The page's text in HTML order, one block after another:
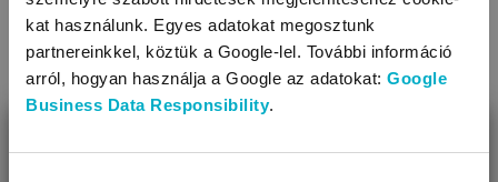
kat használunk. Egyes adatokat megosztunk
partnereinkkel, köztük a Google-lel. További információ
arról, hogyan használja a Google az adatokat: Google
Business Data Responsibility.